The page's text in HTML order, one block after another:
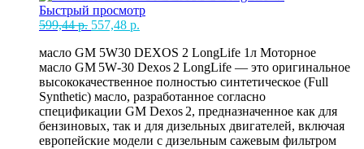
Быстрый просмотр
599,44р. Первоначальная
составляла
599,44 р..
557,48 р.
557,48 р..
масло GM 5W30 DEXOS 2 LongLife 1л Моторное
масло GM 5W‑30 Dexos 2 LongLife — это оригинальное
высококачественное полностью синтетическое (Full
Synthetic) масло, разработанное согласно
спецификации GM Dexos 2, предназначенное как для
бензиновых, так и для дизельных двигателей, включая
европейские модели с дизельным сажевым фильтром